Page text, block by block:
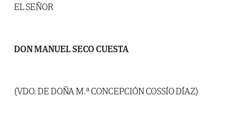
EL SEÑOR
DON MANUEL SECO CUESTA
(VDO. DE DOÑA M.ª CONCEPCIÓN COSSÍO DÍAZ)